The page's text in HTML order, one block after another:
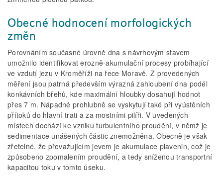
Obecné hodnocení morfologických
změn
Porovnáním současné úrovně dna s návrhovým stavem
umožnilo identifikovat erozně-akumulační procesy probíhající
ve vzdutí jezu v Kroměříži na řece Moravě. Z provedených
měření jsou patrná především výrazná zahloubení dna podél
konkávních břehů, kde maximální hloubky dosahují hodnot
přes 7 m. Nápadné prohlubně se vyskytují také při vyústěních
přítoků do hlavní trati a za mostními pilíři. V uvedených
místech dochází ke vzniku turbulentního proudění, v němž je
sedimentace unášených částic znemožněna. Obecně je však
zřetelné, že převažujícím jevem je akumulace plavenin, což je
způsobeno zpomalením proudění, a tedy sníženou transportní
kapacitou toku v tomto úseku.